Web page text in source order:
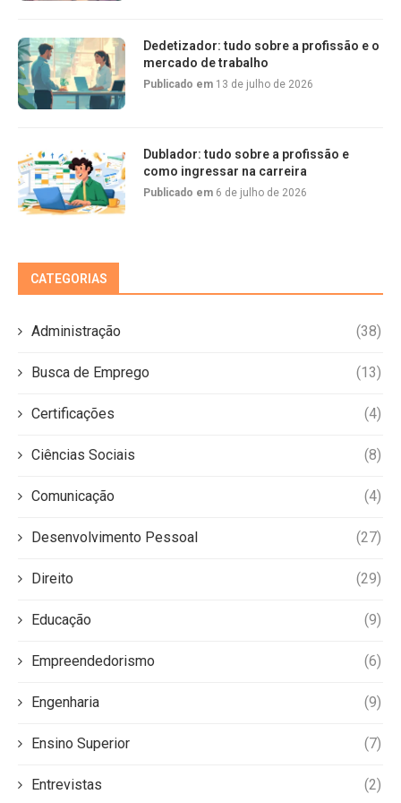
Dedetizador: tudo sobre a profissão e o
mercado de trabalho
Publicado em 13 de julho de 2026
Dublador: tudo sobre a profissão e
como ingressar na carreira
Publicado em 6 de julho de 2026
CATEGORIAS
Administração (38)
Busca de Emprego (13)
Certificações (4)
Ciências Sociais (8)
Comunicação (4)
Desenvolvimento Pessoal (27)
Direito (29)
Educação (9)
Empreendedorismo (6)
Engenharia (9)
Ensino Superior (7)
Entrevistas (2)